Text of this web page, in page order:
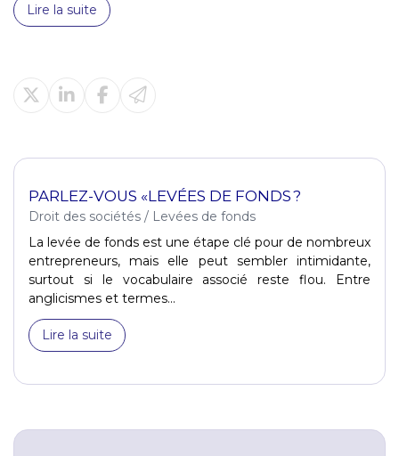
Lire la suite
PARLEZ-VOUS «LEVÉES DE FONDS ?
Droit des sociétés / Levées de fonds
La levée de fonds est une étape clé pour de nombreux
entrepreneurs, mais elle peut sembler intimidante,
surtout si le vocabulaire associé reste flou. Entre
anglicismes et termes...
Lire la suite